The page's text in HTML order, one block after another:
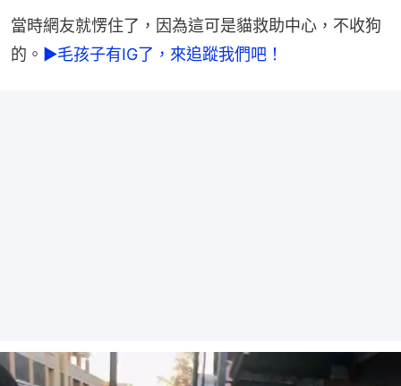
當時網友就愣住了，因為這可是貓救助中心，不收狗
的。 ►毛孩子有IG了，來追蹤我們吧！